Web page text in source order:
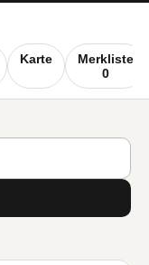
Karte
Merkliste
0